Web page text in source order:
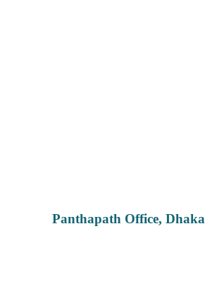
Panthapath Office, Dhaka